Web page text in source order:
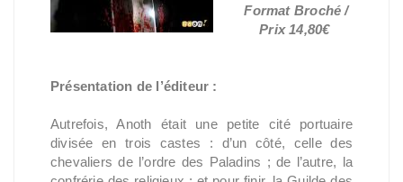
Format Broché /
Prix 14,80€
Présentation de l’éditeur :
Autrefois, Anoth était une petite cité portuaire
divisée en trois castes : d’un côté, celle des
chevaliers de l’ordre des Paladins ; de l’autre, la